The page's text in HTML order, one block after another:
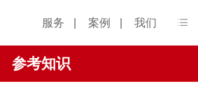
服务 案例 我们
参考知识